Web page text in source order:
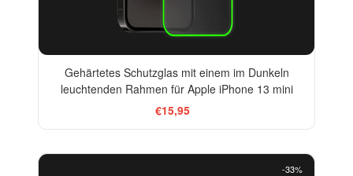
Gehärtetes Schutzglas mit einem im Dunkeln
leuchtenden Rahmen für Apple iPhone 13 mini
€15,95
-33%